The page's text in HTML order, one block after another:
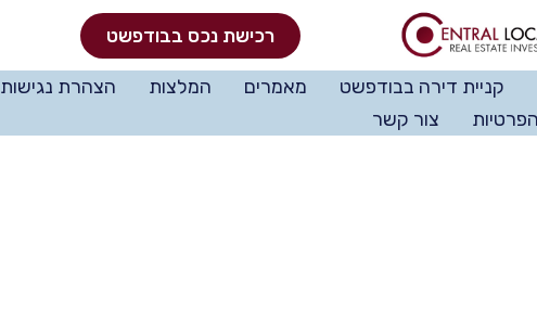
רכישת נכס בבודפשט
קניית דירה בבודפשט מאמרים המלצות
הצהרת נגישות
צור קשר